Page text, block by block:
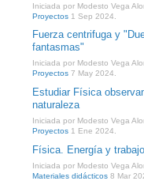
Iniciada por Modesto Vega
Proyectos 1 Sep 2024.
Fuerza centrifuga y
fantasmas"
Iniciada por Modesto Vega
Proyectos 7 May 2024.
Estudiar Física
naturaleza
Iniciada por Modesto Vega
Proyectos 1 Ene 2024.
Física. Energía y trabajo
Iniciada por Modesto Vega
Materiales didácticos 8 Mar